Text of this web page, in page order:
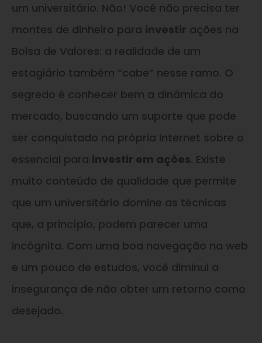
um universitário. Não! Você não precisa ter
montes de dinheiro para investir ações na
Bolsa de Valores: a realidade de um
estagiário também “cabe” nesse ramo. O
segredo é conhecer bem a dinâmica do
mercado, buscando um suporte que pode
ser conquistado na própria Internet sobre o
essencial para investir em ações. Existe
muito conteúdo de qualidade que permite
que um universitário domine as técnicas
que, a princípio, podem parecer uma
incógnita. Com uma boa navegação na web
e um pouco de estudos, você diminui a
insegurança de não obter um retorno como
desejado.